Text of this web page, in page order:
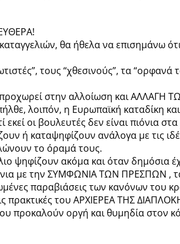
θα ήθελα να επισημάνω
τους “χθεσινούς”, τα “ορφανά
στην αλλοίωση και
λοιπόν, η Ευρωπαϊκή καταδίκη
εκεί οι βουλευτές δεν είναι
ή καταψηφίζουν ανάλογα με
το όραμά τους.
ψηφίζουν ακόμα και όταν
με την ΣΥΜΦΩΝΙΑ ΤΩΝ ΠΡΕΣΠΩΝ ,
παραβιάσεις των κανόνων του
πρακτικές του ΑΡΧΙΕΡΕΑ ΤΗΣ
προκαλούν οργή και θυμηδία στον